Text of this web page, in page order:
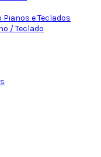
e Teclados
/ Teclado